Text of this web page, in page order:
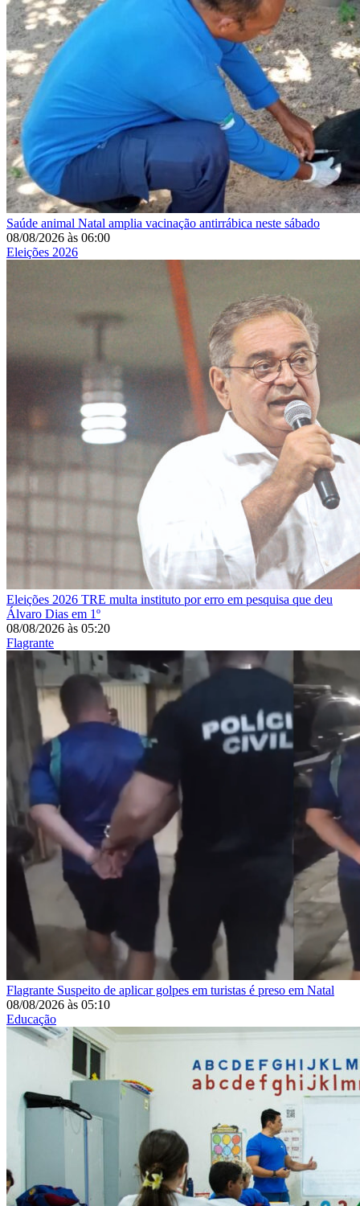
Saúde animal Natal amplia vacinação antirrábica neste sábado
08/08/2026 às 06:00
Eleições 2026
Eleições 2026 TRE multa instituto por erro em pesquisa que deu
Álvaro Dias em 1º
08/08/2026 às 05:20
Flagrante
Flagrante Suspeito de aplicar golpes em turistas é preso em Natal
08/08/2026 às 05:10
Educação